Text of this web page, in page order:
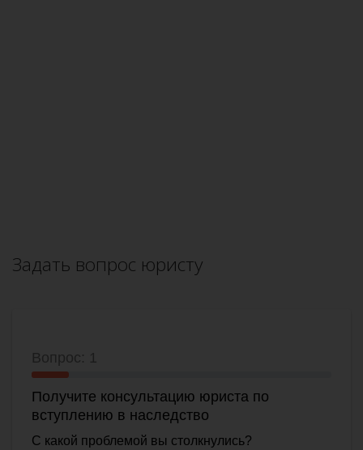
Задать вопрос юристу